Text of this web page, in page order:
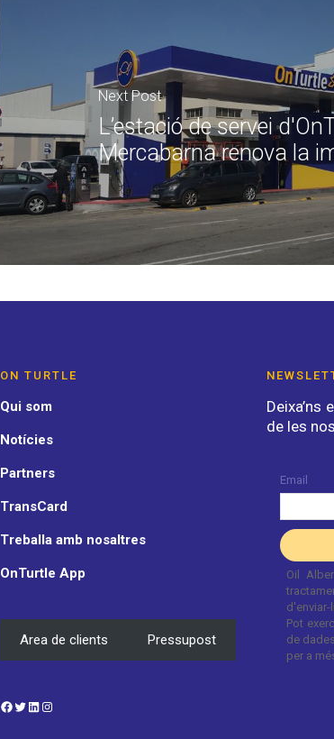
Next Post
L’estació de servei
Mercabarna renova la
ON TURTLE
Qui som
Notícies
Partners
TransCard
Treballa amb nosaltres
OnTurtle App
Area de clients Pressupost
Facebook
Twitter
LinkedIn
Deixa’ns
de les